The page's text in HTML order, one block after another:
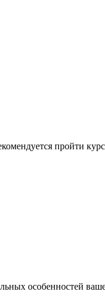
пройти
особенностей